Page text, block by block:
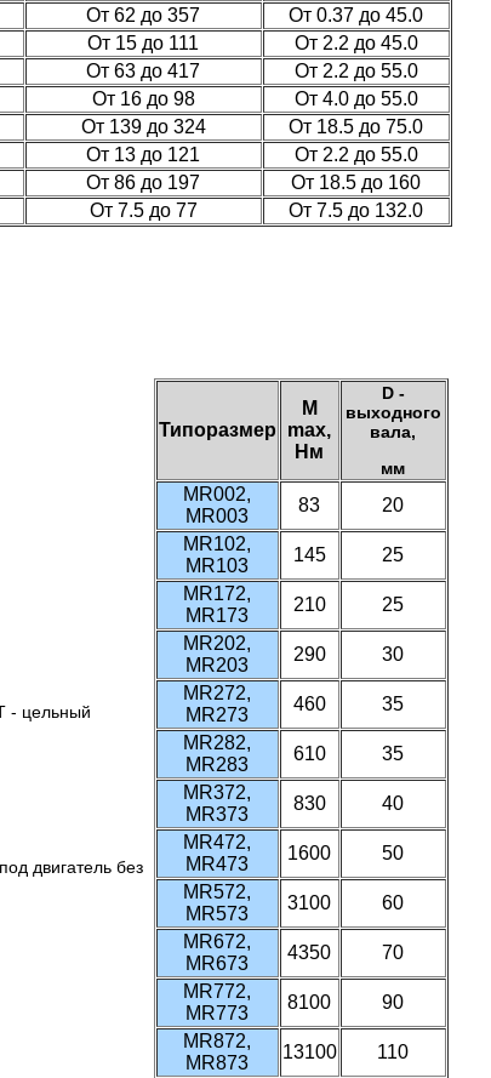
От 62 до 357
От 0.37 до 45.0
От 15 до 111
От 2.2 до 45.0
От 63 до 417
От 2.2 до 55.0
От 16 до 98
От 4.0 до 55.0
От 139 до 324
От 18.5 до 75.0
От 13 до 121
От 2.2 до 55.0
От 86 до 197
От 18.5 до 160
От 7.5 до 77 От 7.5 до 132.0
- цельный
двигатель без
Типоразмер
M
max,
Нм
D -
выходного
вала,
мм
MR002,
MR003
83
20
MR102,
MR103
145
25
MR172,
MR173
210
25
MR202,
MR203
290
30
MR272,
MR273
460
35
MR282,
MR283
610
35
MR372,
MR373
830
40
MR472,
MR473
1600
50
MR572,
MR573
3100
60
MR672,
MR673
4350
70
MR772,
MR773
8100
90
MR872,
MR873
13100
110